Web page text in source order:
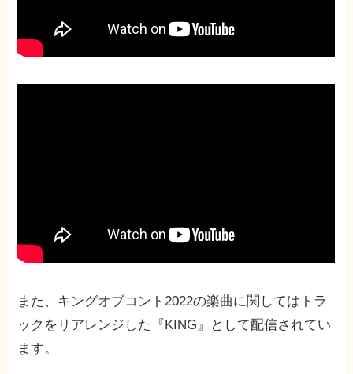
また、キングオブコント2022の楽曲に関してはトラ
ックをリアレンジした『KING』として配信されてい
ます。